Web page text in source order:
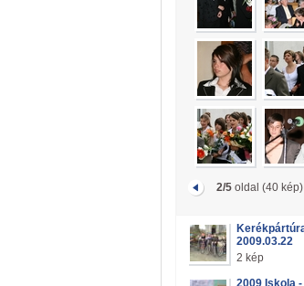
2/5oldal (40 kép)
2009.03.22
2 kép
2009 Iskola -